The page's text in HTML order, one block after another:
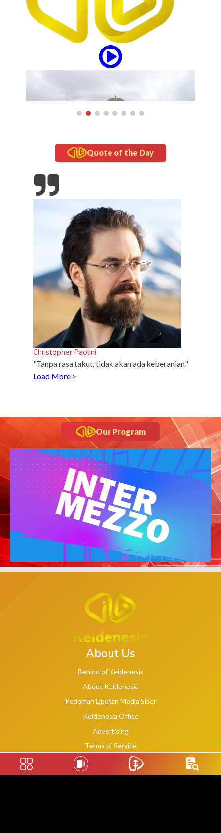
"Honk!" No Na
Quote of the Day
Christopher Paolini
"Tanpa rasa takut, tidak akan ada keberanian."
Load More >
Our Program
About Us
Behind of Keidenesia
About Keidenesia
Pedoman Liputan Media Siber
Keidenesia Office
Advertising
Terms of Service
Privacy Policy
Social Links